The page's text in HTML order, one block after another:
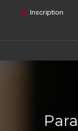
Inscription